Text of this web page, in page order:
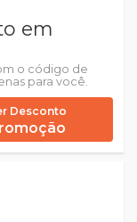
em
o código de
para você.
Desconto